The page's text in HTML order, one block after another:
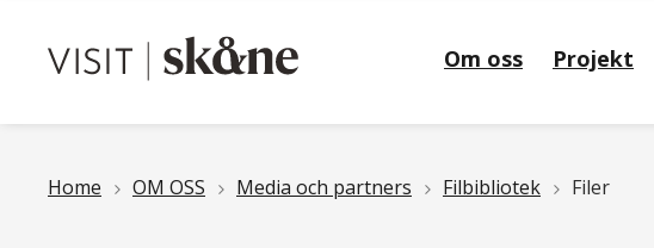
Om oss Projekt
Länkstig
Home OM OSS Media och partners Filbibliotek Filer